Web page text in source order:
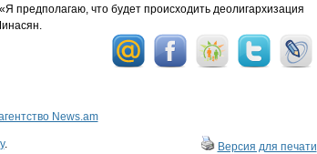
предполагаю, что будет происходить деолигархизация
News.am
. Версия для печати